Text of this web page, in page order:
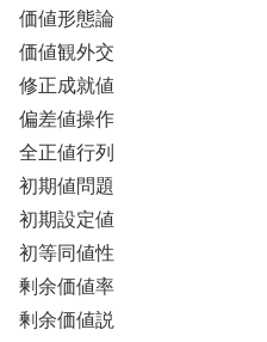
価値形態論
価値観外交
修正成就値
偏差値操作
全正値行列
初期値問題
初期設定値
初等同値性
剰余価値率
剰余価値説